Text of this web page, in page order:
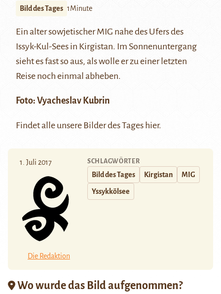
Bild des Tages 1Minute
Ein alter sowjetischer MIG nahe des Ufers des
Issyk-Kul-Sees in Kirgistan. Im Sonnenuntergang
sieht es fast so aus, als wolle er zu einer letzten
Reise noch einmal abheben.
Foto: Vyacheslav Kubrin
Findet alle unsere Bilder des Tages hier.
1. Juli 2017
Die Redaktion
SCHLAGWÖRTER
Bild des Tages Kirgistan MIG
Yssykkölsee
Wo wurde das Bild aufgenommen?